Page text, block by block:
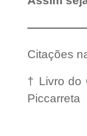
Citações
† Livro do
Piccarreta